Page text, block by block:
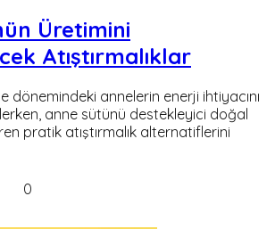
Üretimini
Atıştırmalıklar
dönemindeki annelerin enerji ihtiyacını
anne sütünü destekleyici doğal
pratik atıştırmalık alternatiflerini
0